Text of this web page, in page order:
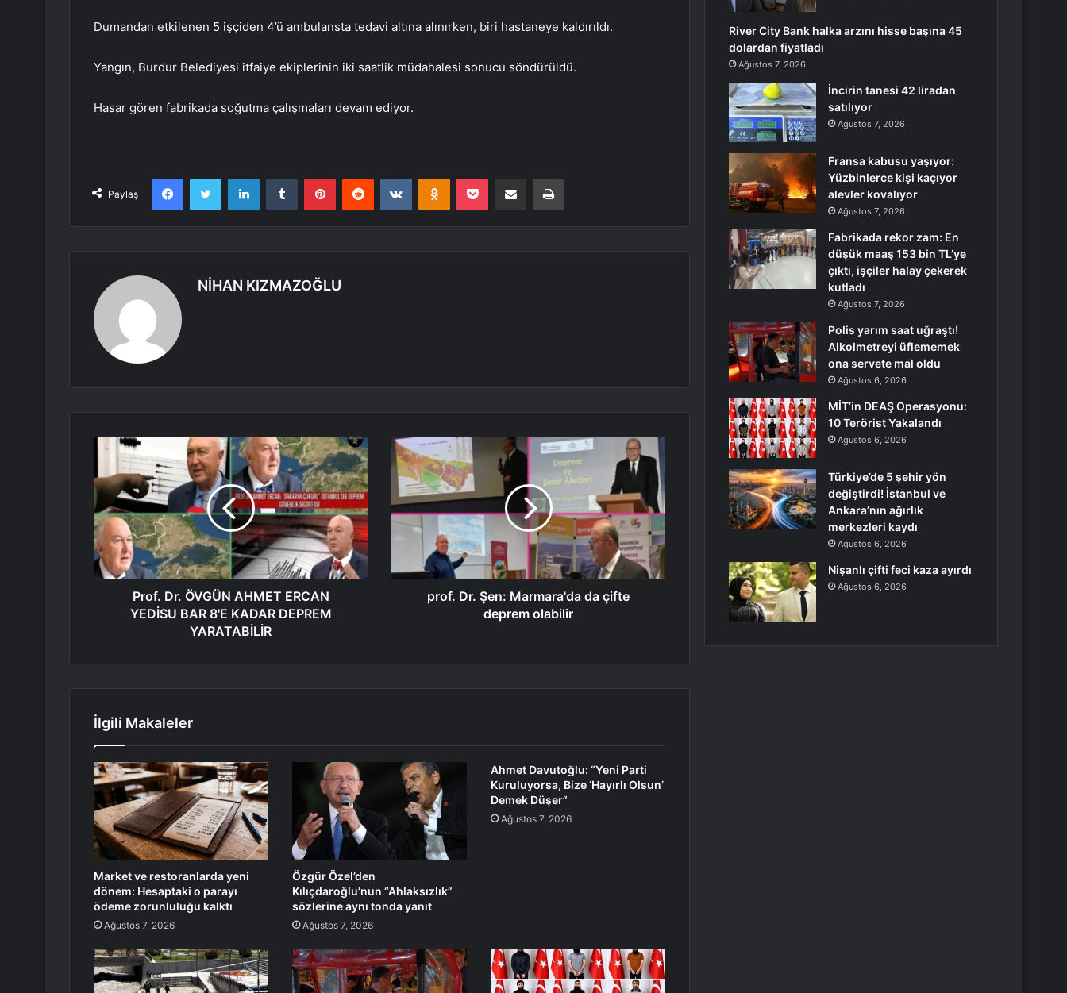
Dumandan etkilenen 5 işçiden 4’ü ambulansta tedavi altına alınırken, biri hastaneye kaldırıldı.
Yangın, Burdur Belediyesi itfaiye ekiplerinin iki saatlik müdahalesi sonucu söndürüldü.
Hasar gören fabrikada soğutma çalışmaları devam ediyor.
Paylaş
FacebookTwitter LinkedInTumblr PinterestReddit VKontakteOdnoklassniki
Pocket E-Posta ile paylaş Yazdır
NİHAN KIZMAZOĞLU
Prof. Dr. ÖVGÜN AHMET ERCAN
YEDİSU BAR 8'E KADAR DEPREM
YARATABİLİR
prof. Dr. Şen: Marmara'da da çifte
deprem olabilir
İlgili Makaleler
Market ve restoranlarda yeni
dönem: Hesaptaki o parayı
ödeme zorunluluğu kalktı
Ağustos 7, 2026
Özgür Özel’den
Kılıçdaroğlu’nun “Ahlaksızlık”
sözlerine aynı tonda yanıt
Ağustos 7, 2026
Ahmet Davutoğlu: “Yeni Parti
Kuruluyorsa, Bize ‘Hayırlı Olsun’
Demek Düşer”
Ağustos 7, 2026
River City Bank halka arzını hisse başına 45
dolardan fiyatladı
Ağustos 7, 2026
İncirin tanesi 42 liradan
satılıyor
Ağustos 7, 2026
Fransa kabusu yaşıyor:
Yüzbinlerce kişi kaçıyor
alevler kovalıyor
Ağustos 7, 2026
Fabrikada rekor zam: En
düşük maaş 153 bin TL’ye
çıktı, işçiler halay çekerek
kutladı
Ağustos 7, 2026
Polis yarım saat uğraştı!
Alkolmetreyi üflememek
ona servete mal oldu
Ağustos 6, 2026
MİT’in DEAŞ Operasyonu:
10 Terörist Yakalandı
Ağustos 6, 2026
Türkiye’de 5 şehir yön
değiştirdi! İstanbul ve
Ankara’nın ağırlık
merkezleri kaydı
Ağustos 6, 2026
Nişanlı çifti feci kaza ayırdı
Ağustos 6, 2026